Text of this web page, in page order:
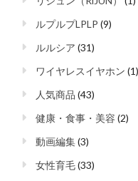
ルプルプLPLP (9)
ルルシア (31)
ワイヤレスイヤホン (1)
人気商品 (43)
健康・食事・美容 (2)
動画編集(3)
女性育毛(33)